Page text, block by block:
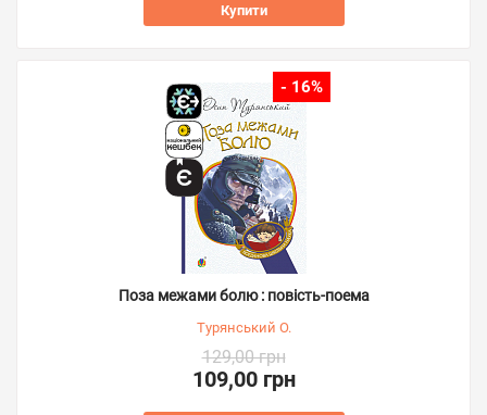
Купити
- 16%
Поза межами болю : повість-поема
Турянський О.
129,00 грн
109,00 грн